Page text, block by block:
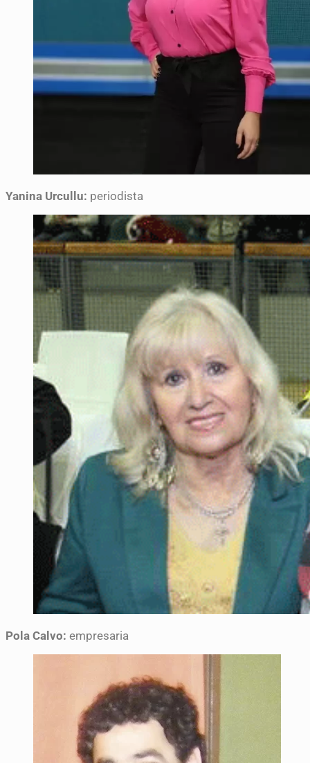
Yanina Urcullu: periodista
Pola Calvo: empresaria